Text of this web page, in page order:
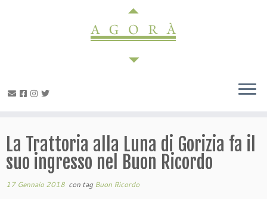
La Trattoria alla Luna di Gorizia fa il
suo ingresso nel Buon Ricordo
17 Gennaio 2018 con tagBuon Ricordo